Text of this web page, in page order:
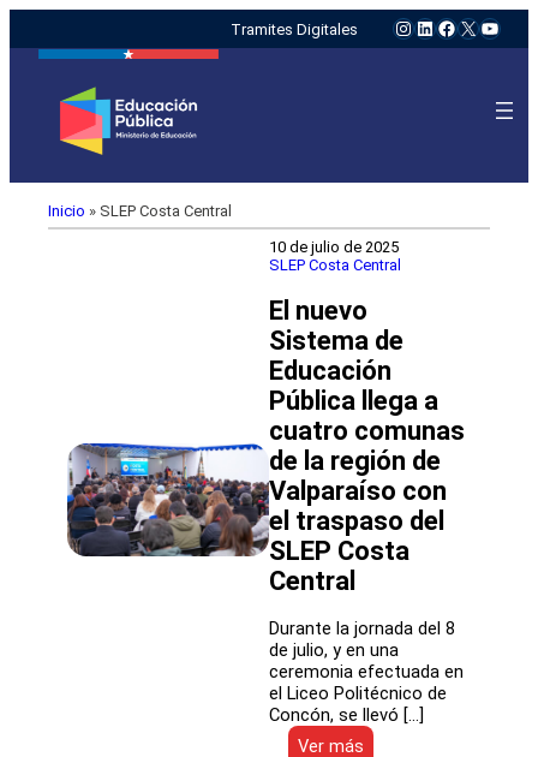
Tramites Digitales Instagram
LinkedIn
Facebook
X
Inicio » SLEP Costa Central
10 de julio de 2025
SLEP Costa Central
El nuevo
Sistema de
Educación
Pública llega a
cuatro comunas
de la región de
Valparaíso con
el traspaso del
SLEP Costa
Central
Durante la jornada del 8
de julio, y en una
ceremonia efectuada en
el Liceo Politécnico de
Concón, se llevó […]
Ver más